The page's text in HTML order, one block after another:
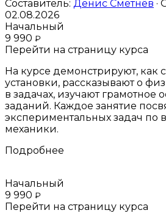
Составитель: Денис Сметнёв ·
02.08.2026
Начальный
9 990 ₽
Перейти на страницу курса
На курсе демонстрируют, как
установки, рассказывают о
в задачах, изучают грамотное
заданий. Каждое занятие
экспериментальных задач по
механики.
Подробнее
Начальный
9 990 ₽
Перейти на страницу курса